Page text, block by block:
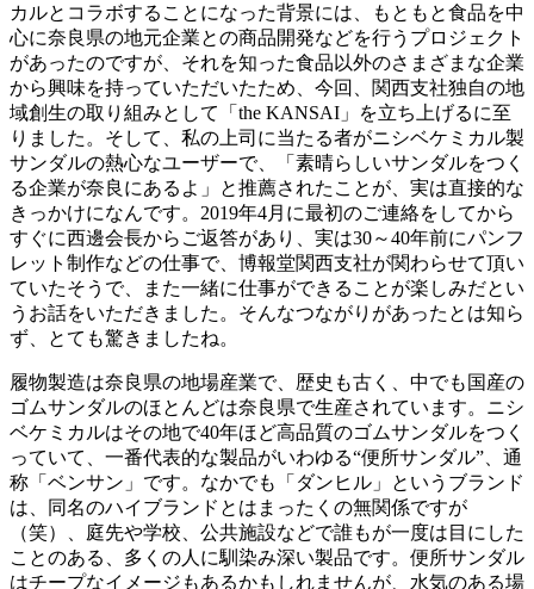
カルとコラボすることになった背景には、もともと食品を中
心に奈良県の地元企業との商品開発などを行うプロジェクト
があったのですが、それを知った食品以外のさまざまな企業
から興味を持っていただいたため、今回、関西支社独自の地
域創生の取り組みとして「the KANSAI」を立ち上げるに至
りました。そして、私の上司に当たる者がニシベケミカル製
サンダルの熱心なユーザーで、「素晴らしいサンダルをつく
る企業が奈良にあるよ」と推薦されたことが、実は直接的な
きっかけになんです。2019年4月に最初のご連絡をしてから
すぐに西邊会長からご返答があり、実は30～40年前にパンフ
レット制作などの仕事で、博報堂関西支社が関わらせて頂い
ていたそうで、また一緒に仕事ができることが楽しみだとい
うお話をいただきました。そんなつながりがあったとは知ら
ず、とても驚きましたね。
履物製造は奈良県の地場産業で、歴史も古く、中でも国産の
ゴムサンダルのほとんどは奈良県で生産されています。ニシ
ベケミカルはその地で40年ほど高品質のゴムサンダルをつく
っていて、一番代表的な製品がいわゆる“便所サンダル”、通
称「ベンサン」です。なかでも「ダンヒル」というブランド
は、同名のハイブランドとはまったくの無関係ですが
（笑）、庭先や学校、公共施設などで誰もが一度は目にした
ことのある、多くの人に馴染み深い製品です。便所サンダル
はチープなイメージもあるかもしれませんが、水気のある場